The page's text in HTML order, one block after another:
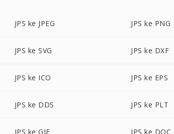
JPS ke JPEG JPS ke PNG
JPS ke SVG JPS ke DXF
JPS ke ICO JPS ke EPS
JPS ke DDS JPS ke PLT
JPS ke GIF JPS ke DOC